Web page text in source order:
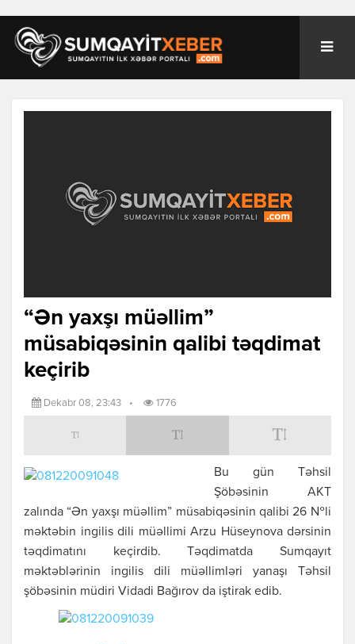
“Ən yaxşı müəllim”
müsabiqəsinin qalibi təqdimat
keçirib
Dekabr 08, 23:43 • 1776
Bu gün Təhsil
Şöbəsinin AKT
zalında “Ən yaxşı müəllim” müsabiqəsinin qalibi 26 №li
məktəbin ingilis dili müəllimi Arzu Hüseynova dərsinin
təqdimatını keçirdib. Təqdimatda Sumqayıt
məktəblərinin ingilis dili müəllimləri yanaşı Təhsil
şöbəsinin müdiri Vidadi Bağırov da iştirak edib.